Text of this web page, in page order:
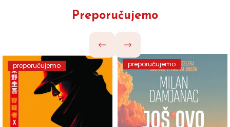
Preporučujemo
preporučujemo preporučujemo